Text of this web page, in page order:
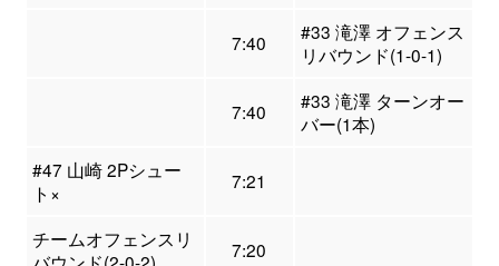
7:40
#33 滝澤 オフェンス
リバウンド(1-0-1)
7:40
#33 滝澤 ターンオー
バー(1本)
#47 山崎 2Pシュー
ト×
7:21
チームオフェンスリ
7:20